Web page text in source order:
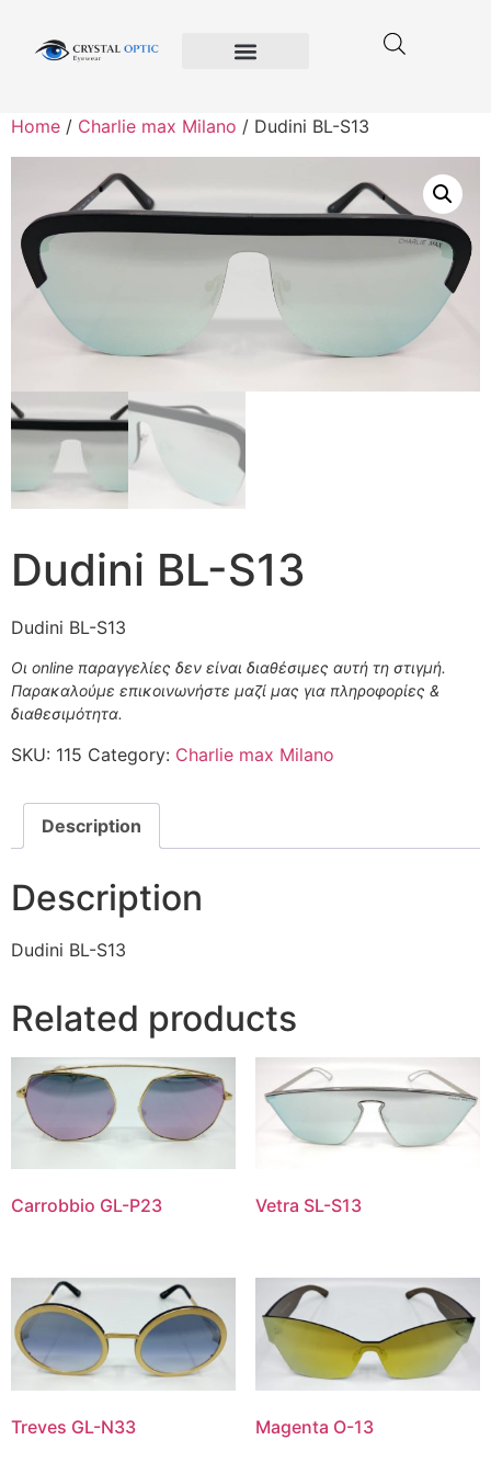
Home / Charlie max Milano / Dudini BL-S13
Dudini BL-S13
Dudini BL-S13
Οι online παραγγελίες δεν είναι διαθέσιμες αυτή τη στιγμή.
Παρακαλούμε επικοινωνήστε μαζί μας για πληροφορίες &
διαθεσιμότητα.
SKU: 115 Category: Charlie max Milano
Description
Description
Dudini BL-S13
Related products
Carrobbio GL-P23 Vetra SL-S13
Treves GL-N33 Magenta O-13